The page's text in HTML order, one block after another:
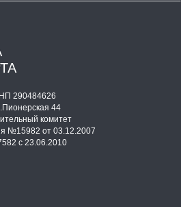
290484626
44
комитет
№15982 от 03.12.2007
с 23.06.2010